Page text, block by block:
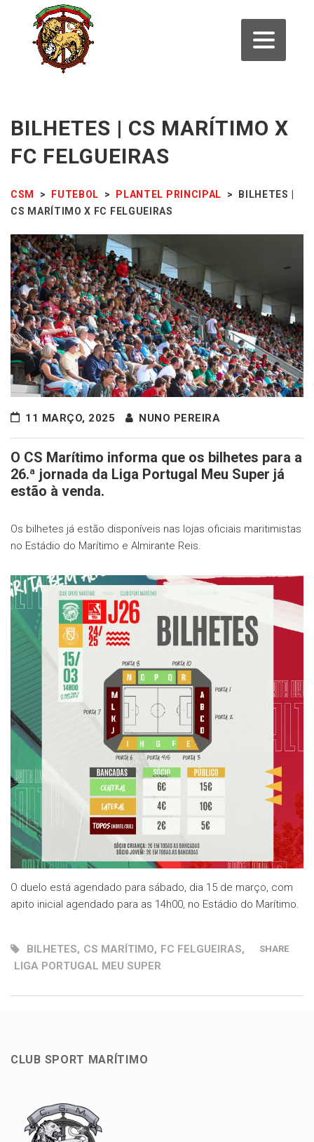
BILHETES | CS MARÍTIMO X
FC FELGUEIRAS
CSM > FUTEBOL > PLANTEL PRINCIPAL >
BILHETES |
CS MARÍTIMO X FC FELGUEIRAS
11 MARÇO, 2025 NUNO PEREIRA
O CS Marítimo informa que os bilhetes para a
26.ª jornada da Liga Portugal Meu Super já
estão à venda.
Os bilhetes já estão disponíveis nas lojas oficiais maritimistas
no Estádio do Marítimo e Almirante Reis.
O duelo está agendado para sábado, dia 15 de março, com
apito inicial agendado para as 14h00, no Estádio do Marítimo.
BILHETES, CS MARÍTIMO, FC FELGUEIRAS,
LIGA PORTUGAL MEU SUPER
SHARE
CLUB SPORT MARÍTIMO